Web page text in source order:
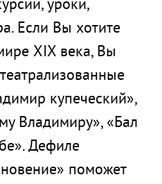
уроки,
Если Вы хотите
ХIХ века, Вы
купеческий»,
Владимиру», «Бал
Дефиле
поможет